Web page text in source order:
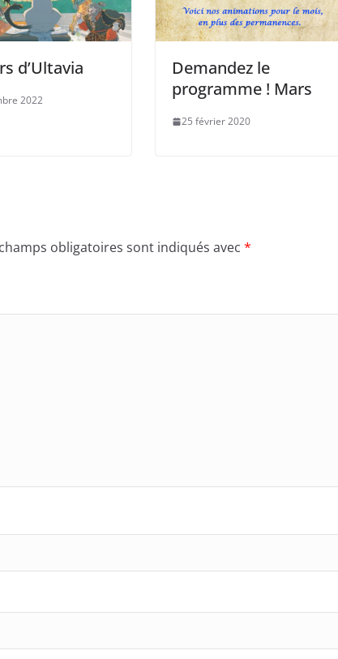
d’Ultavia
2022
Demandez le
programme ! Mars
25 février 2020
obligatoires sont indiqués avec *